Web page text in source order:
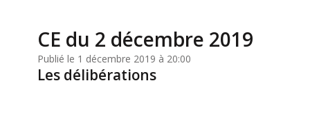
CE du 2 décembre 2019
Publié le 1 décembre 2019 à 20:00
Les délibérations